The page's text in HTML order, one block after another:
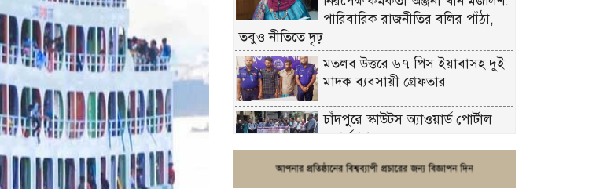
পারিবারিক রাজনীতির বলির পাঁঠা,
তবুও নীতিতে দৃঢ়
মতলব উত্তরে ৬৭ পিস ইয়াবাসহ দুই
মাদক ব্যবসায়ী গ্রেফতার
চাঁদপুরে স্কাউটস অ্যাওয়ার্ড পোর্টাল
ওয়ার্কশপ
ফরিদগঞ্জে চুরির আতঙ্ক: এক সপ্তাহে